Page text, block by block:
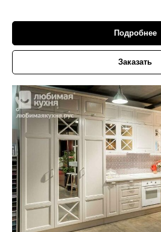
Подробнее
Заказать